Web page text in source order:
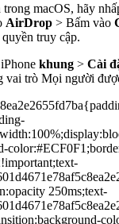
macOS, hãy
AirDrop > Bấm vào
truy cập.
khung > Cài
vai trò Mọi người
250ms;text-